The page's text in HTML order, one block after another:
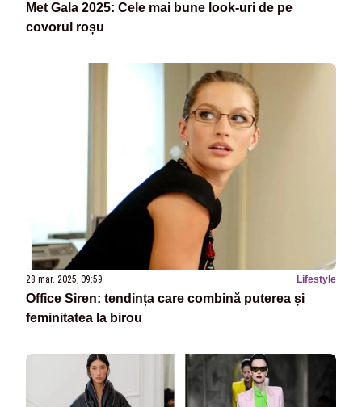
Met Gala 2025: Cele mai bune look-uri de pe
covorul roșu
28 mar. 2025, 09:59 Lifestyle
Office Siren: tendința care combină puterea și
feminitatea la birou